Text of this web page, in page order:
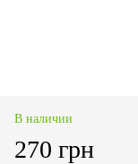
В наличии
270 грн